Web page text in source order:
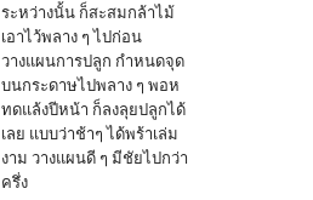
ระหว่างนั้น ก็สะสมกล้าไม้
เอาไว้พลาง ๆ ไปก่อน
วางแผนการปลูก กำหนดจุด
บนกระดาษไปพลาง ๆ พอห
ทดแล้งปีหน้า ก็ลงลุยปลูกได้
เลย แบบว่าช้าๆ ได้พร้าเล่ม
งาม วางแผนดี ๆ มีชัยไปกว่า
ครึ่ง